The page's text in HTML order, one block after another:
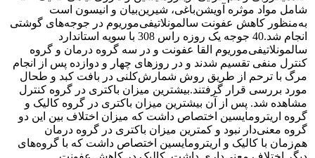
شامل مواد موثره آویشن‌باغی، شیرین‌بیان و انیسون است
به‌منظور کاهش عفونت سالمونلاتیفی‌موریوم در جوجه‌‌های گوشتی
انجام شد.40 جوجه یک‌ روزه راس 308 با سویه استاندارد
سالمونلا‌تیفی‌موریوم القا عفونت و در سه گروه درمان و گروه
کنترل منفی تقسیم شدند و در روزهای چهار و دوازده پس از انجام
مرگ با ترحم از طریق روش شمارش‌کلنی در بافت کبد و طحال
مورد بررسی قرار گرفتند.بیشترین میزان باکتری در گروه کنترل
مشاهده شد. پس از آن بیشترین میزان باکتری در گروه کالیک و
گروه اریترومایسین اختصاص داشت که میزان اختلاف بین این دو
گروه معنی‌دار نبود و کمترین میزان باکتری در گروه درمان
هم‌زمان با کالیک و اریترومایسین اختصاص داشت که با گروه‌های